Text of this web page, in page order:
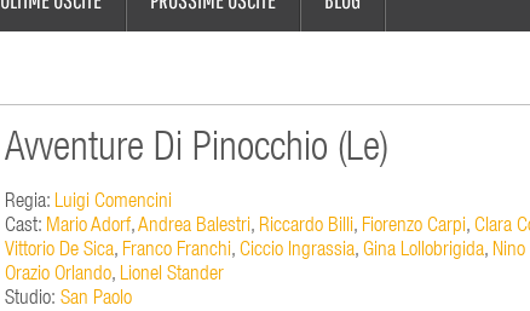
Avventure Di Pinocchio (Le)
Regia: Luigi Comencini
Cast: Mario Adorf,Andrea Balestri, Riccardo Billi, Fiorenzo Carpi, Clara
Vittorio De Sica, Franco Franchi, Ciccio Ingrassia, Gina Lollobrigida,
Orazio Orlando, Lionel Stander
Studio: San Paolo